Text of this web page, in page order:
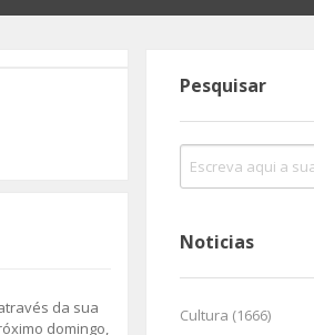
da sua
domingo,
Pesquisar
Noticias
Cultura (1666)